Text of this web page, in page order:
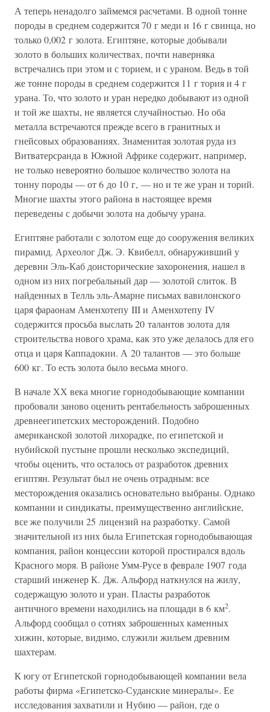
А теперь ненадолго займемся расчетами. В одной тонне
породы в среднем содержится 70 г меди и 16 г свинца, но
только 0,002 г золота. Египтяне, которые добывали
золото в больших количествах, почти наверняка
встречались при этом и с торием, и с ураном. Ведь в той
же тонне породы в среднем содержится 11 г тория и 4 г
урана. То, что золото и уран нередко добывают из одной
и той же шахты, не является случайностью. Но оба
металла встречаются прежде всего в гранитных и
гнейсовых образованиях. Знаменитая золотая руда из
Витватерсранда в Южной Африке содержит, например,
не только невероятно большое количество золота на
тонну породы — от 6 до 10 г, — но и те же уран и торий.
Многие шахты этого района в настоящее время
переведены с добычи золота на добычу урана.
Египтяне работали с золотом еще до сооружения великих
пирамид. Археолог Дж. Э. Квибелл, обнаруживший у
деревни Эль-Каб доисторические захоронения, нашел в
одном из них погребальный дар — золотой слиток. В
найденных в Телль эль-Амарне письмах вавилонского
царя фараонам Аменхотепу III и Аменхотепу IV
содержится просьба выслать 20 талантов золота для
строительства нового храма, как это уже делалось для его
отца и царя Каппадокии. А 20 талантов — это больше
600 кг. То есть золота было весьма много.
В начале ХХ века многие горнодобывающие компании
пробовали заново оценить рентабельность заброшенных
древнеегипетских месторождений. Подобно
американской золотой лихорадке, по египетской и
нубийской пустыне прошли несколько экспедиций,
чтобы оценить, что осталось от разработок древних
египтян. Результат был не очень отрадным: все
месторождения оказались основательно выбраны. Однако
компании и синдикаты, преимущественно английские,
все же получили 25 лицензий на разработку. Самой
значительной из них была Египетская горнодобывающая
компания, район концессии которой простирался вдоль
Красного моря. В районе Умм-Русе в феврале 1907 года
старший инженер К. Дж. Альфорд наткнулся на жилу,
содержащую золото и уран. Пласты разработок
античного времени находились на площади в 6 км2.
Альфорд сообщал о сотнях заброшенных каменных
хижин, которые, видимо, служили жильем древним
шахтерам.
К югу от Египетской горнодобывающей компании вела
работы фирма «Египетско-Суданские минералы». Ее
исследования захватили и Нубию — район, где о